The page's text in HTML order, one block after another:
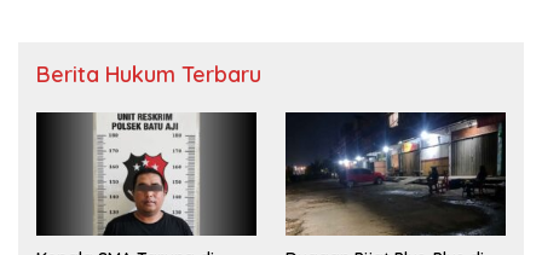
Berita Hukum Terbaru